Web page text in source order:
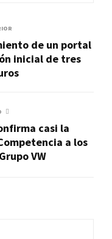
de un portal
inicial de tres
casi la
a los
VW